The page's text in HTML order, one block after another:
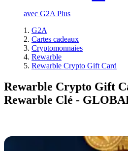
avec G2A Plus
G2A
Cartes cadeaux
Cryptomonnaies
Rewarble
Rewarble Crypto Gift Card
Rewarble Crypto Gift
Rewarble Clé -